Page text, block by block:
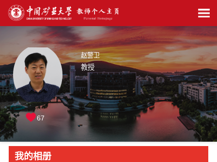
赵警卫
教授
67
我的相册